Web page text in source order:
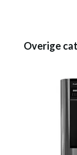
Overige